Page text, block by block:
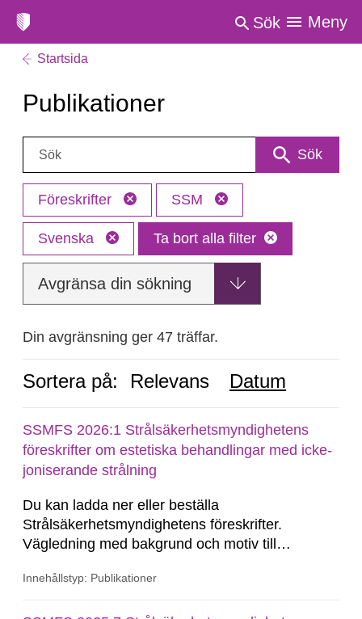
Sök Meny
Startsida
Publikationer
Sök: Sök
Föreskrifter SSM
Svenska Ta bort alla filter
Avgränsa din sökning
Din avgränsning ger 47 träffar.
Sortera på: Relevans Datum
SSMFS 2026:1 Strålsäkerhetsmyndighetens
föreskrifter om estetiska behandlingar med icke-
joniserande strålning
Du kan ladda ner eller beställa
Strålsäkerhetsmyndighetens föreskrifter.
Vägledning med bakgrund och motiv till
beställa den här publikationen i tryckt format?
Innehållstyp: Publikationer